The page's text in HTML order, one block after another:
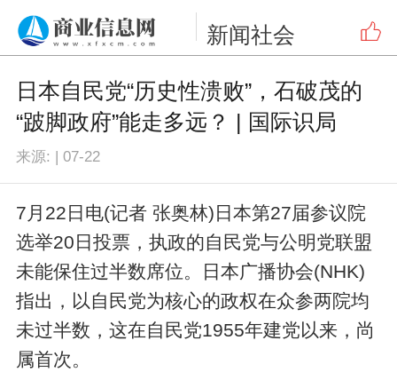
新闻社会
日本自民党“历史性溃败”，石破茂的
“跛脚政府”能走多远？ | 国际识局
来源: |07-22
7月22日电(记者 张奥林)日本第27届参议院
选举20日投票，执政的自民党与公明党联盟
未能保住过半数席位。日本广播协会(NHK)
指出，以自民党为核心的政权在众参两院均
未过半数，这在自民党1955年建党以来，尚
属首次。